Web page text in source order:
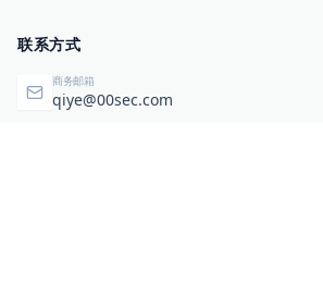
联系方式
商务邮箱
qiye@00sec.com